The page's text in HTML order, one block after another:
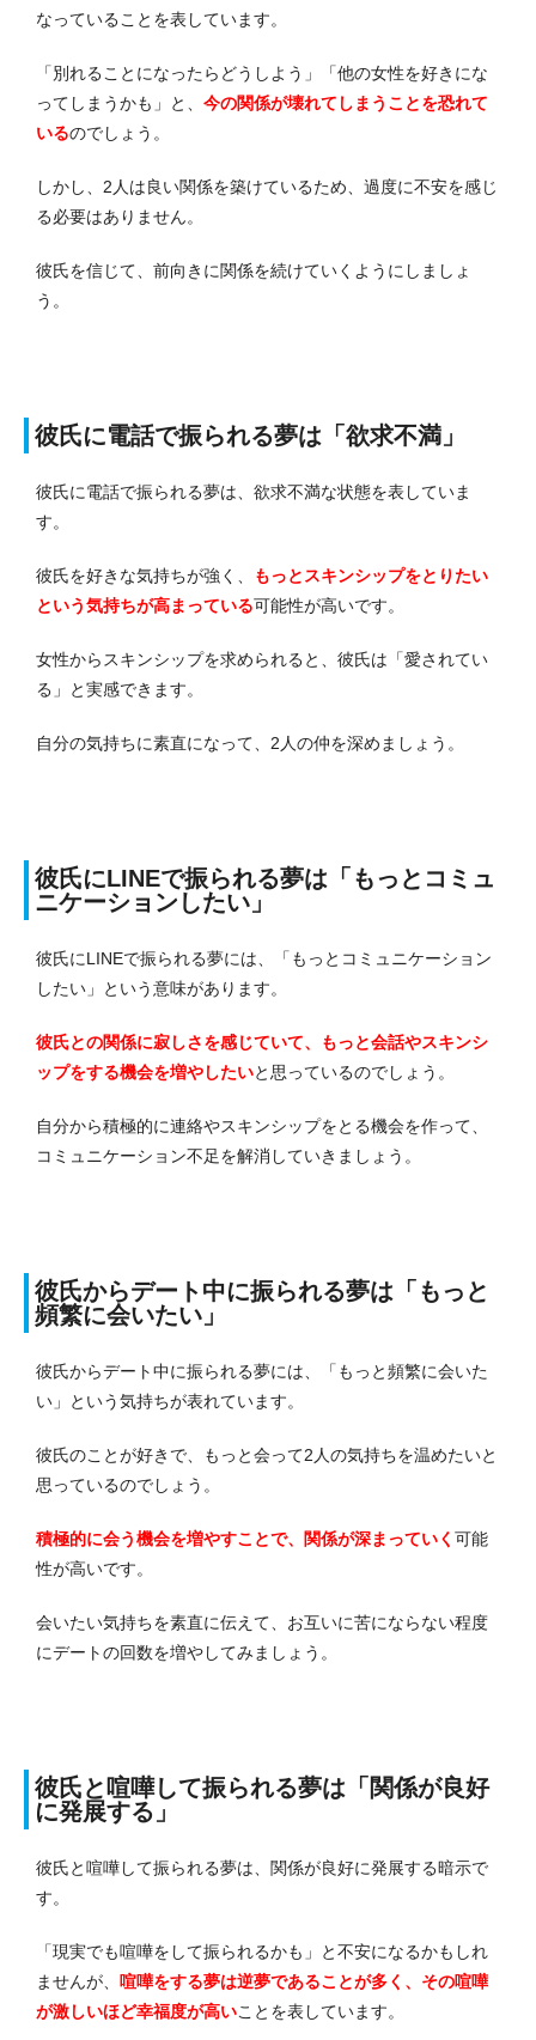
なっていることを表しています。
「別れることになったらどうしよう」「他の女性を好きにな
ってしまうかも」と、 今の関係が壊れてしまうことを恐れて
いるのでしょう。
しかし、2人は良い関係を築けているため、過度に不安を感じ
る必要はありません。
彼氏を信じて、前向きに関係を続けていくようにしましょ
う。
彼氏に電話で振られる夢は「欲求不満」
彼氏に電話で振られる夢は、欲求不満な状態を表していま
す。
彼氏を好きな気持ちが強く、
もっとスキンシップをとりたい
という気持ちが高まっている可能性が高いです。
女性からスキンシップを求められると、彼氏は「愛されてい
る」と実感できます。
自分の気持ちに素直になって、2人の仲を深めましょう。
彼氏にLINEで振られる夢は「もっとコミュ
ニケーションしたい」
彼氏にLINEで振られる夢には、「もっとコミュニケーション
したい」という意味があります。
彼氏との関係に寂しさを感じていて、もっと会話やスキンシ
ップをする機会を増やしたいと思っているのでしょう。
自分から積極的に連絡やスキンシップをとる機会を作って、
コミュニケーション不足を解消していきましょう。
彼氏からデート中に振られる夢は「もっと
頻繁に会いたい」
彼氏からデート中に振られる夢には、「もっと頻繁に会いた
い」という気持ちが表れています。
彼氏のことが好きで、もっと会って2人の気持ちを温めたいと
思っているのでしょう。
積極的に会う機会を増やすことで、関係が深まっていく 可能
性が高いです。
会いたい気持ちを素直に伝えて、お互いに苦にならない程度
にデートの回数を増やしてみましょう。
彼氏と喧嘩して振られる夢は「関係が良好
に発展する」
彼氏と喧嘩して振られる夢は、関係が良好に発展する暗示で
す。
「現実でも喧嘩をして振られるかも」と不安になるかもしれ
ませんが、
喧嘩をする夢は逆夢であることが多く、その喧嘩
が激しいほど幸福度が高いことを表しています。